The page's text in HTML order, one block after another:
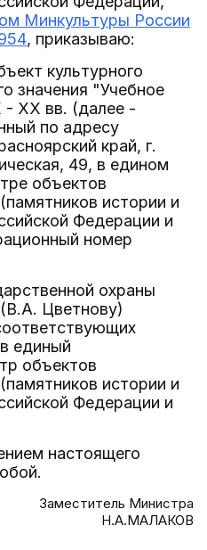
Минкультуры России
, приказываю:
культурного
значения "Учебное
- XX вв. (далее -
по адресу
край, г.
49, в едином
объектов
истории и
Федерации и
номер
охраны
(В.А. Цветнову)
единый
объектов
истории и
Федерации и
настоящего
Заместитель Министра
Н.А.МАЛАКОВ